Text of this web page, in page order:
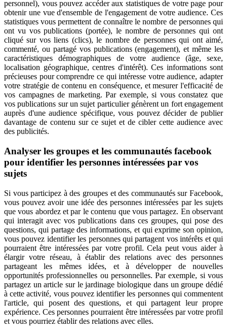
personnel), vous pouvez accéder aux statistiques de votre page pour
obtenir une vue d'ensemble de l'engagement de votre audience. Ces
statistiques vous permettent de connaître le nombre de personnes qui
ont vu vos publications (portée), le nombre de personnes qui ont
cliqué sur vos liens (clics), le nombre de personnes qui ont aimé,
commenté, ou partagé vos publications (engagement), et même les
caractéristiques démographiques de votre audience (âge, sexe,
localisation géographique, centres d'intérêt). Ces informations sont
précieuses pour comprendre ce qui intéresse votre audience, adapter
votre stratégie de contenu en conséquence, et mesurer l'efficacité de
vos campagnes de marketing. Par exemple, si vous constatez que
vos publications sur un sujet particulier génèrent un fort engagement
auprès d'une audience spécifique, vous pouvez décider de publier
davantage de contenu sur ce sujet et de cibler cette audience avec
des publicités.
Analyser les groupes et les communautés facebook
pour identifier les personnes intéressées par vos
sujets
Si vous participez à des groupes et des communautés sur Facebook,
vous pouvez avoir une idée des personnes intéressées par les sujets
que vous abordez et par le contenu que vous partagez. En observant
qui interagit avec vos publications dans ces groupes, qui pose des
questions, qui partage des informations, et qui exprime son opinion,
vous pouvez identifier les personnes qui partagent vos intérêts et qui
pourraient être intéressées par votre profil. Cela peut vous aider à
élargir votre réseau, à établir des relations avec des personnes
partageant les mêmes idées, et à développer de nouvelles
opportunités professionnelles ou personnelles. Par exemple, si vous
partagez un article sur le jardinage biologique dans un groupe dédié
à cette activité, vous pouvez identifier les personnes qui commentent
l'article, qui posent des questions, et qui partagent leur propre
expérience. Ces personnes pourraient être intéressées par votre profil
et vous pourriez établir des relations avec elles.